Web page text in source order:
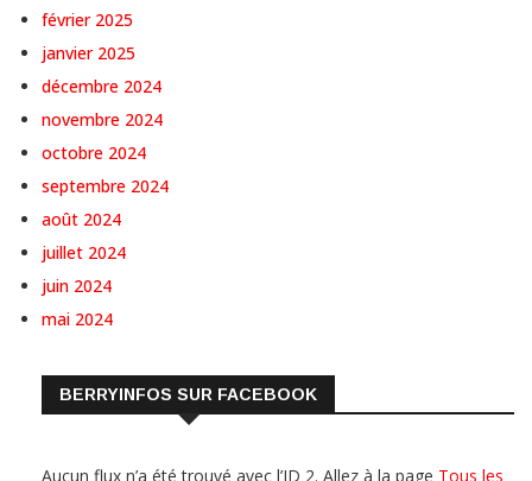
février 2025
janvier 2025
décembre 2024
novembre 2024
octobre 2024
septembre 2024
août 2024
juillet 2024
juin 2024
mai 2024
BERRYINFOS SUR FACEBOOK
Aucun flux n’a été trouvé avec l’ID 2. Allez à la page Tous les